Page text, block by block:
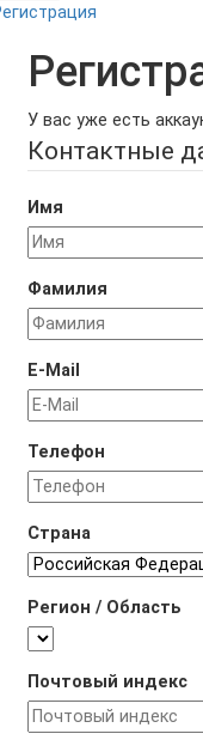
У вас уже есть
Контактные
Имя
Фамилия
E-Mail
Телефон
Страна
Регион / Область
Почтовый индекс